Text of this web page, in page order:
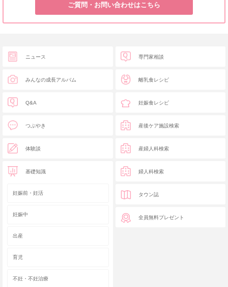
ご質問・お問い合わせはこちら
ニュース
みんなの成長アルバム
Q&A
つぶやき
体験談
基礎知識
妊娠前・妊活
妊娠中
出産
育児
不妊・不妊治療
専門家相談
離乳食レシピ
妊娠食レシピ
産後ケア施設検索
産婦人科検索
婦人科検索
タウン誌
全員無料プレゼント